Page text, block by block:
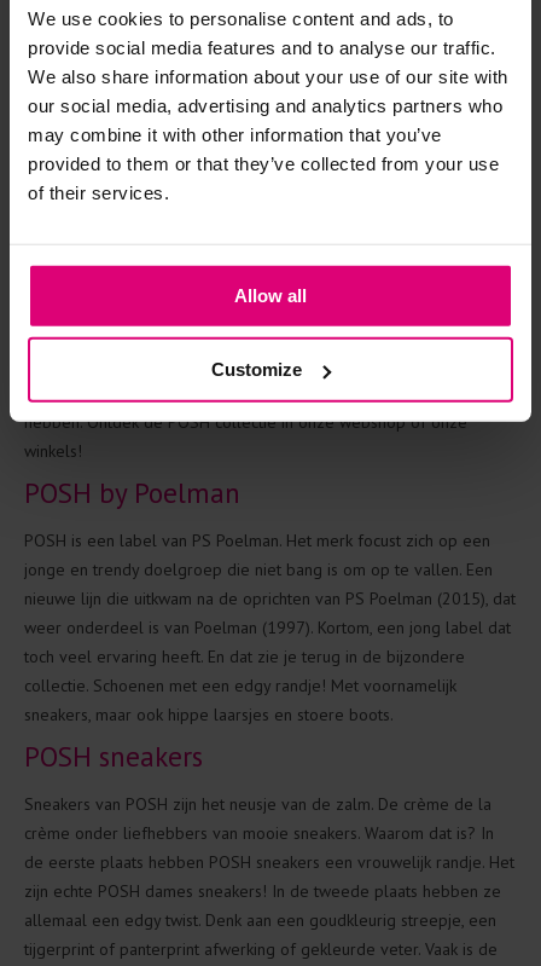
We use cookies to personalise content and ads, to
provide social media features and to analyse our traffic.
We also share information about your use of our site with
our social media, advertising and analytics partners who
may combine it with other information that you’ve
provided to them or that they’ve collected from your use
of their services.
Allow all
Customize
POSH
bestaat voornamelijk uit musthave sneakers, die zonder twijfel
uitblinken in design, prijs én kwaliteit. Wat wil een
sneakerliefhebber nog meer? Juist, keuze hebben uit diverse
modellen. En dat is precies wat we je bij Kamst Mode te bieden
hebben. Ontdek de POSH collectie in onze webshop of onze
winkels!
POSH by Poelman
POSH is een label van PS Poelman. Het merk focust zich op een
jonge en trendy doelgroep die niet bang is om op te vallen. Een
nieuwe lijn die uitkwam na de oprichten van PS Poelman (2015), dat
weer onderdeel is van Poelman (1997). Kortom, een jong label dat
toch veel ervaring heeft. En dat zie je terug in de bijzondere
collectie. Schoenen met een edgy randje! Met voornamelijk
sneakers, maar ook hippe laarsjes en stoere boots.
POSH sneakers
Sneakers van POSH zijn het neusje van de zalm. De crème de la
crème onder liefhebbers van mooie sneakers. Waarom dat is? In
de eerste plaats hebben POSH sneakers een vrouwelijk randje. Het
zijn echte POSH dames sneakers! In de tweede plaats hebben ze
allemaal een edgy twist. Denk aan een goudkleurig streepje, een
tijgerprint of panterprint afwerking of gekleurde veter. Vaak is de